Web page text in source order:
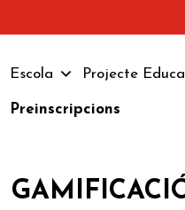
Escola Projecte
Preinscripcions